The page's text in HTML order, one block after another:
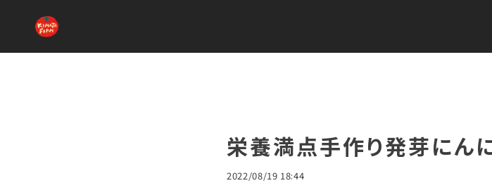
栄養満点手作り発芽にん
2022/08/19 18:44